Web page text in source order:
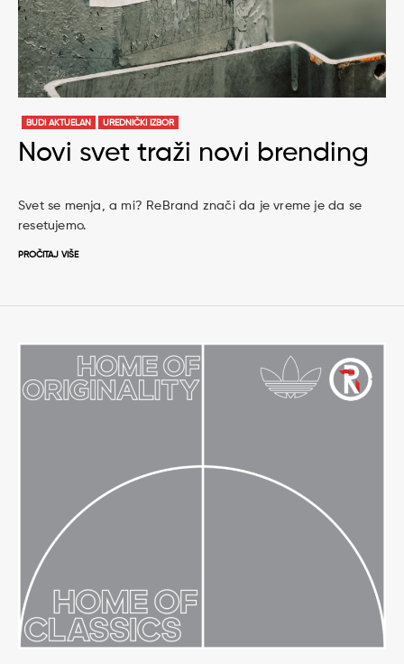
BUDI AKTUELAN UREDNIČKI IZBOR
Novi svet traži novi brending
Svet se menja, a mi? ReBrand znači da je vreme je da se
resetujemo.
PROČITAJ VIŠE